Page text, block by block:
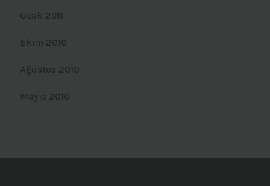
Ocak 2011
Ekim 2010
Ağustos 2010
Mayıs 2010